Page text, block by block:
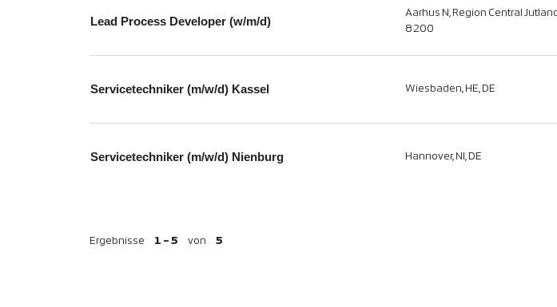
Lead Process Developer (w/m/d)
Aarhus N, Region Central
8200
Servicetechniker (m/w/d) Kassel Wiesbaden, HE, DE
Servicetechniker (m/w/d) Nienburg Hannover, NI, DE
Ergebnisse 1 – 5 von 5